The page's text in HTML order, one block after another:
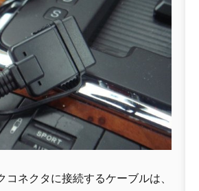
コネクタに接続するケーブルは、